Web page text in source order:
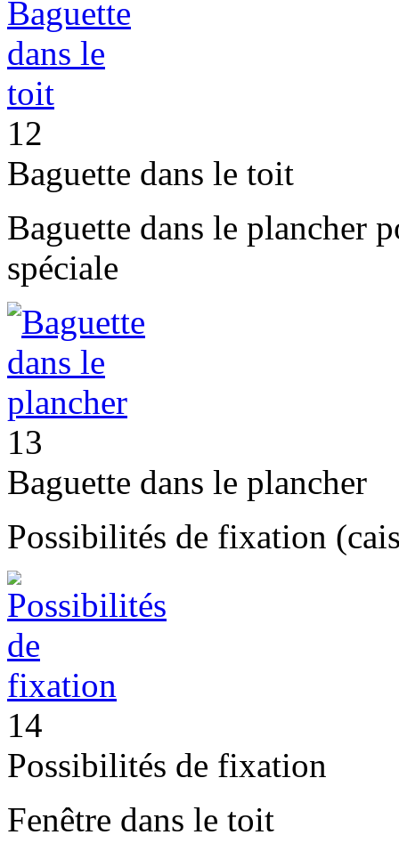
12
Baguette dans le toit
Baguette dans le plancher
spéciale
13
Baguette dans le plancher
Possibilités de fixation
14
Possibilités de fixation
Fenêtre dans le toit